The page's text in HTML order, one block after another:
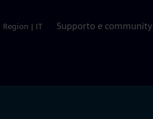
Region | IT Supporto e community